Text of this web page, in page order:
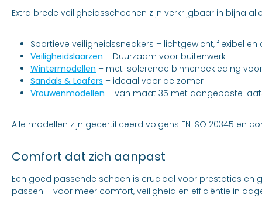
Extra brede veiligheidsschoenen zijn verkrijgbaar in bijna
Sportieve veiligheidssneakers – lichtgewicht, flexibel
Veiligheidslaarzen – Duurzaam voor buitenwerk
Wintermodellen – met isolerende binnenbekleding
Sandals & Loafers – ideaal voor de zomer
Vrouwenmodellen – van maat 35 met aangepaste
Alle modellen zijn gecertificeerd volgens EN ISO 20345 en
Comfort dat zich aanpast
Een goed passende schoen is cruciaal voor prestaties en
passen – voor meer comfort, veiligheid en efficiëntie in